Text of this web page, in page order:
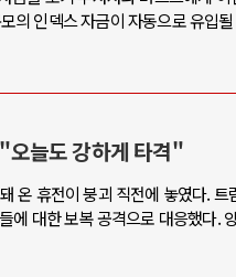
의 인덱스 자금이 자동으로 유입
오늘도 강하게 타격"
온 휴전이 붕괴 직전에 놓였다.
대한 보복 공격으로 대응했다.